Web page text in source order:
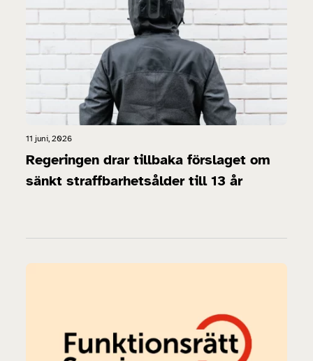
11 juni, 2026
Regeringen drar tillbaka förslaget om
sänkt straffbarhetsålder till 13 år